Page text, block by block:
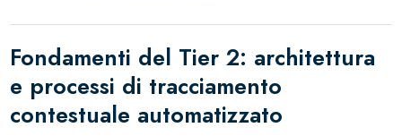
Fondamenti del Tier 2: architettura
e processi di tracciamento
contestuale automatizzato